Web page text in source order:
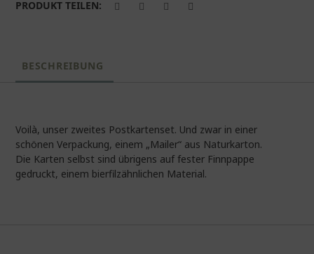
PRODUKT TEILEN:
BESCHREIBUNG
Voilà, unser zweites Postkartenset. Und zwar in einer
schönen Verpackung, einem „Mailer“ aus Naturkarton.
Die Karten selbst sind übrigens auf fester Finnpappe
gedruckt, einem bierfilzähnlichen Material.